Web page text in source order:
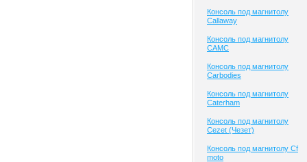
Консоль под магнитолу
Callaway
Консоль под магнитолу
CAMC
Консоль под магнитолу
Carbodies
Консоль под магнитолу
Caterham
Консоль под магнитолу
Cezet (Чезет)
Консоль под магнитолу Cf
moto